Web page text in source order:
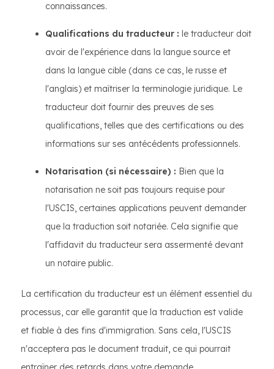
connaissances.
Qualifications du traducteur : le traducteur doit
avoir de l'expérience dans la langue source et
dans la langue cible (dans ce cas, le russe et
l'anglais) et maîtriser la terminologie juridique. Le
traducteur doit fournir des preuves de ses
qualifications, telles que des certifications ou des
informations sur ses antécédents professionnels.
Notarisation (si nécessaire) : Bien que la
notarisation ne soit pas toujours requise pour
l'USCIS, certaines applications peuvent demander
que la traduction soit notariée. Cela signifie que
l'affidavit du traducteur sera assermenté devant
un notaire public.
La certification du traducteur est un élément essentiel du
processus, car elle garantit que la traduction est valide
et fiable à des fins d'immigration. Sans cela, l'USCIS
n'acceptera pas le document traduit, ce qui pourrait